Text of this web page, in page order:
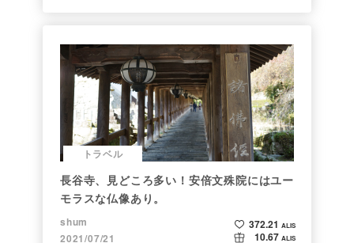
トラベル
長谷寺、見どころ多い！安倍文殊院にはユー
モラスな仏像あり。
shum
2021/07/21
372.21 ALIS
10.67 ALIS